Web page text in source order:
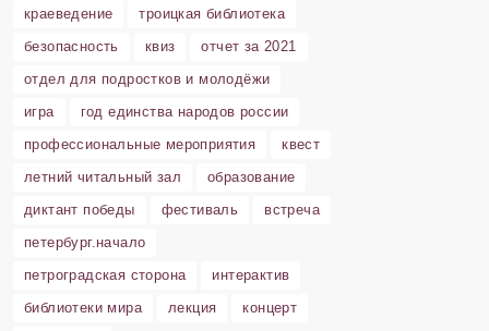
краеведение
троицкая библиотека
безопасность
квиз
отчет за 2021
отдел для подростков и молодёжи
игра
год единства народов россии
профессиональные мероприятия
квест
летний читальный зал
образование
диктант победы
фестиваль
встреча
петербург.начало
петроградская сторона
интерактив
библиотеки мира
лекция
концерт